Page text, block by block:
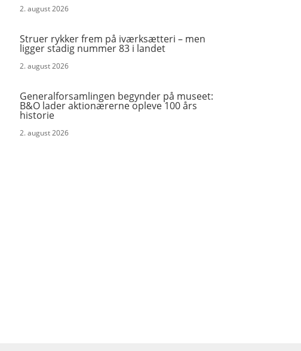
2. august 2026
Struer rykker frem på iværksætteri – men
ligger stadig nummer 83 i landet
2. august 2026
Generalforsamlingen begynder på museet:
B&O lader aktionærerne opleve 100 års
historie
2. august 2026